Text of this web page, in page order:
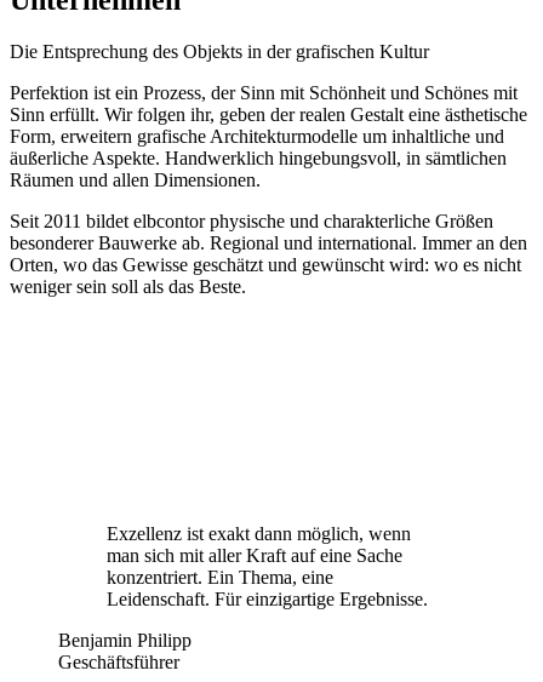
Die Entsprechung des Objekts in der grafischen Kultur
Perfektion ist ein Prozess, der Sinn mit Schönheit und Schönes mit
Sinn erfüllt. Wir folgen ihr, geben der realen Gestalt eine ästhetische
Form, erweitern grafische Architekturmodelle um inhaltliche und
äußerliche Aspekte. Handwerklich hingebungsvoll, in sämtlichen
Räumen und allen Dimensionen.
Seit 2011 bildet elbcontor physische und charakterliche Größen
besonderer Bauwerke ab. Regional und international. Immer an den
Orten, wo das Gewisse geschätzt und gewünscht wird: wo es nicht
weniger sein soll als das Beste.
Exzellenz ist exakt dann möglich, wenn
man sich mit aller Kraft auf eine Sache
konzentriert. Ein Thema, eine
Leidenschaft. Für einzigartige Ergebnisse.
Benjamin Philipp
Geschäftsführer